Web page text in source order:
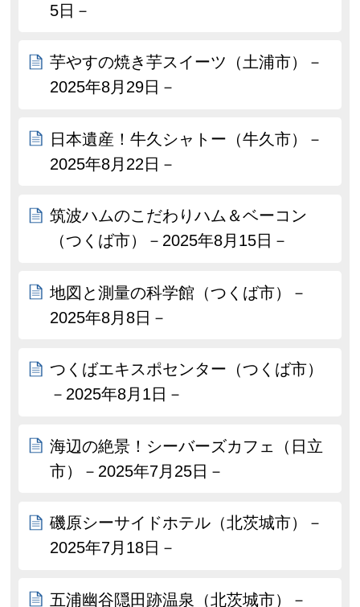
5日－
芋やすの焼き芋スイーツ（土浦市）－
2025年8月29日－
日本遺産！牛久シャトー（牛久市）－
2025年8月22日－
筑波ハムのこだわりハム＆ベーコン
（つくば市）－2025年8月15日－
地図と測量の科学館（つくば市）－
2025年8月8日－
つくばエキスポセンター（つくば市）
－2025年8月1日－
海辺の絶景！シーバーズカフェ（日立
市）－2025年7月25日－
磯原シーサイドホテル（北茨城市）－
2025年7月18日－
五浦幽谷隠田跡温泉（北茨城市）－